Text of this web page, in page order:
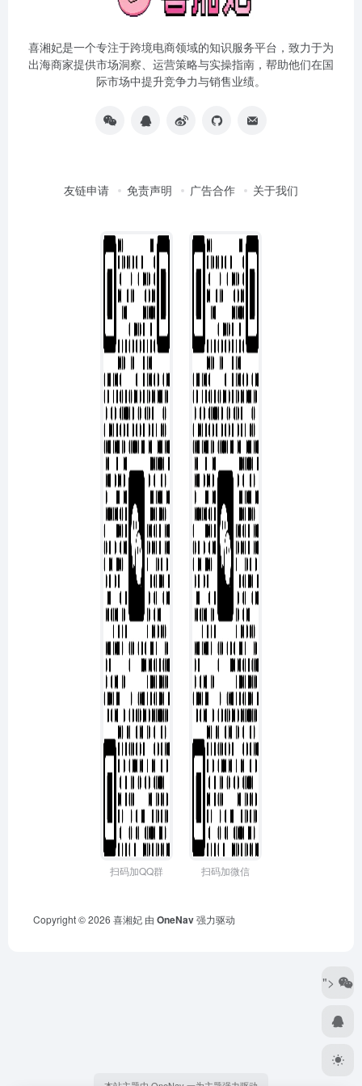
喜湘妃是一个专注于跨境电商领域的知识服务平台，致力于为
出海商家提供市场洞察、运营策略与实操指南，帮助他们在国
际市场中提升竞争力与销售业绩。
友链申请 免责声明 广告合作 关于我们
扫码加QQ群 扫码加微信
Copyright © 2026 喜湘妃 由 OneNav强力驱动
">